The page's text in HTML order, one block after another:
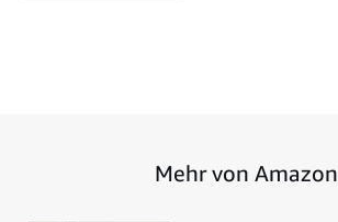
Mehr von Amazon